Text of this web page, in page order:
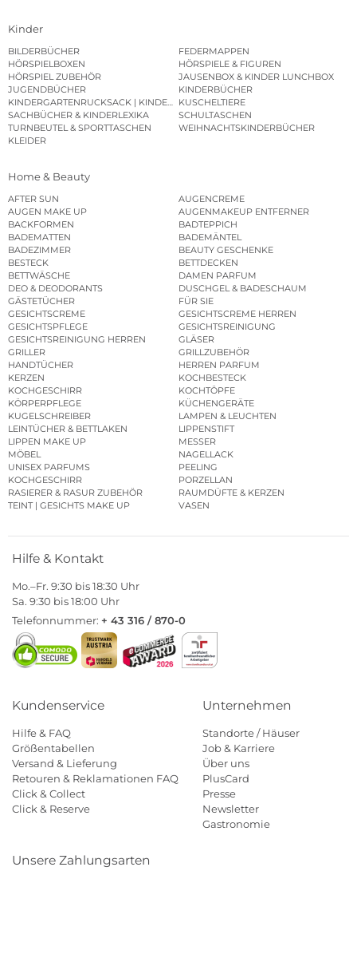
Kinder
BILDERBÜCHER
FEDERMAPPEN
HÖRSPIELBOXEN
HÖRSPIELE & FIGUREN
HÖRSPIEL ZUBEHÖR
JAUSENBOX & KINDER LUNCHBOX
JUGENDBÜCHER
KINDERBÜCHER
KINDERGARTENRUCKSACK | KINDERGARTENBEUTEL
KUSCHELTIERE
SACHBÜCHER & KINDERLEXIKA
SCHULTASCHEN
TURNBEUTEL & SPORTTASCHEN
WEIHNACHTSKINDERBÜCHER
KLEIDER
Home & Beauty
AFTER SUN
AUGENCREME
AUGEN MAKE UP
AUGENMAKEUP ENTFERNER
BACKFORMEN
BADTEPPICH
BADEMATTEN
BADEMÄNTEL
BADEZIMMER
BEAUTY GESCHENKE
BESTECK
BETTDECKEN
BETTWÄSCHE
DAMEN PARFUM
DEO & DEODORANTS
DUSCHGEL & BADESCHAUM
GÄSTETÜCHER
FÜR SIE
GESICHTSCREME
GESICHTSCREME HERREN
GESICHTSPFLEGE
GESICHTSREINIGUNG
GESICHTSREINIGUNG HERREN
GLÄSER
GRILLER
GRILLZUBEHÖR
HANDTÜCHER
HERREN PARFUM
KERZEN
KOCHBESTECK
KOCHGESCHIRR
KOCHTÖPFE
KÖRPERPFLEGE
KÜCHENGERÄTE
KUGELSCHREIBER
LAMPEN & LEUCHTEN
LEINTÜCHER & BETTLAKEN
LIPPENSTIFT
LIPPEN MAKE UP
MESSER
MÖBEL
NAGELLACK
UNISEX PARFUMS
PEELING
KOCHGESCHIRR
PORZELLAN
RASIERER & RASUR ZUBEHÖR
RAUMDÜFTE & KERZEN
TEINT | GESICHTS MAKE UP
VASEN
Hilfe & Kontakt
Mo.–Fr. 9:30 bis 18:30 Uhr
Sa. 9:30 bis 18:00 Uhr
Telefonnummer: + 43 316 / 870-0
Kundenservice
Hilfe & FAQ
Größentabellen
Versand & Lieferung
Retouren & Reklamationen FAQ
Click & Collect
Click & Reserve
Unternehmen
Standorte / Häuser
Job & Karriere
Über uns
PlusCard
Presse
Newsletter
Gastronomie
Unsere Zahlungsarten